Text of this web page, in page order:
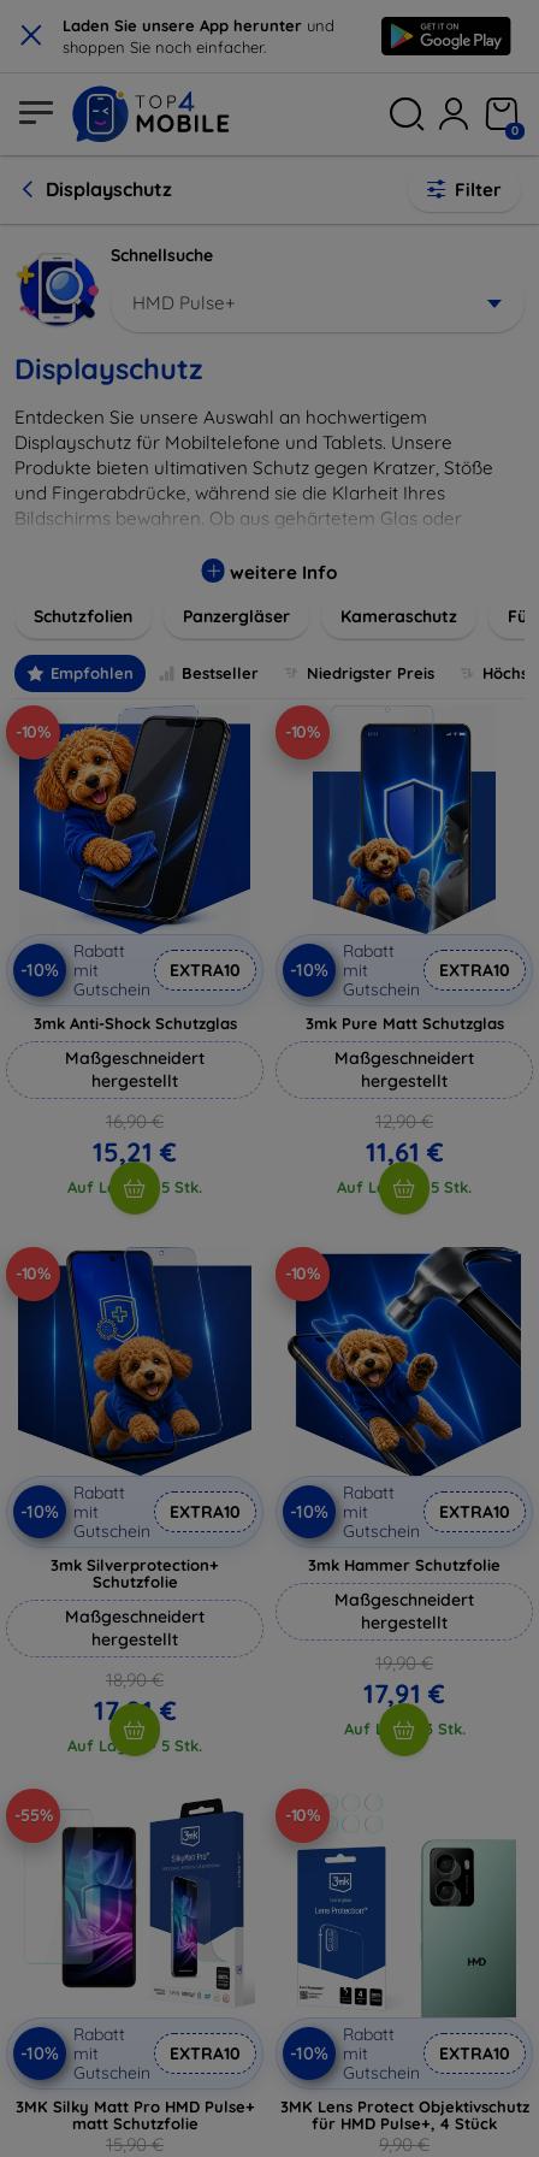
× Laden Sie unsere App herunter und
shoppen Sie noch einfacher.
0
Displayschutz Filter
Schnellsuche
HMD Pulse+
Displayschutz
Entdecken Sie unsere Auswahl an hochwertigem
Displayschutz für Mobiltelefone und Tablets. Unsere
Produkte bieten ultimativen Schutz gegen Kratzer, Stöße
und Fingerabdrücke, während sie die Klarheit Ihres
Bildschirms bewahren. Ob aus gehärtetem Glas oder
installieren und passgenau für jedes Gerät, um eine
wertvolles Gerät mit unseren langlebigen und zuverlässigen
digitales Erlebnis.
weitere Info
Schutzfolien Panzergläser Kameraschutz
Empfohlen Bestseller Niedrigster Preis
-10%
-10%
Rabatt
mit
Gutschein
EXTRA10
3mk Anti-Shock Schutzglas
Maßgeschneidert
hergestellt
16,90 €
15,21 €
Auf Lager > 5 Stk.
-10%
-10%
Rabatt
mit
Gutschein
EXTRA10
3mk Pure Matt Schutzglas
Maßgeschneidert
hergestellt
12,90 €
11,61 €
Auf Lager > 5 Stk.
-10%
-10%
Rabatt
mit
Gutschein
EXTRA10
3mk Silverprotection+
Schutzfolie
Maßgeschneidert
hergestellt
18,90 €
17,01 €
Auf Lager > 5 Stk.
-10%
-10%
Rabatt
mit
Gutschein
EXTRA10
3mk Hammer Schutzfolie
Maßgeschneidert
hergestellt
19,90 €
17,91 €
Auf Lager 3 Stk.
-55%
-10%
Rabatt
mit
Gutschein
EXTRA10
3MK Silky Matt Pro HMD Pulse+
matt Schutzfolie
15,90 €
-10%
-10%
Rabatt
mit
Gutschein
EXTRA10
3MK Lens Protect Objektivschutz
für HMD Pulse+, 4 Stück
9,90 €